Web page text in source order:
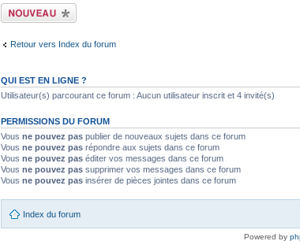
Publier un nouveau
sujet
Retour vers Index du forum
QUI EST EN LIGNE ?
Utilisateur(s) parcourant ce forum : Aucun utilisateur inscrit et 4 invité(s)
PERMISSIONS DU FORUM
Vous ne pouvez pas publier de nouveaux sujets dans ce forum
Vous ne pouvez pas répondre aux sujets dans ce forum
Vous ne pouvez pas éditer vos messages dans ce forum
Vous ne pouvez pas supprimer vos messages dans ce forum
Vous ne pouvez pas insérer de pièces jointes dans ce forum
Index du forum
Powered by